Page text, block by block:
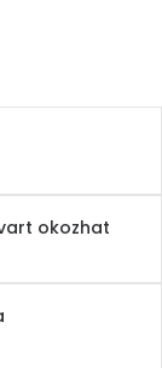
okozhat